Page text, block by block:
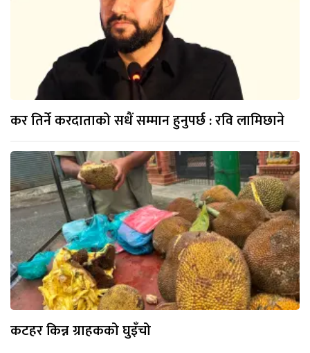
कर तिर्ने करदाताको सधैं सम्मान हुनुपर्छ : रवि लामिछाने
कटहर किन्न ग्राहकको घुइँचो